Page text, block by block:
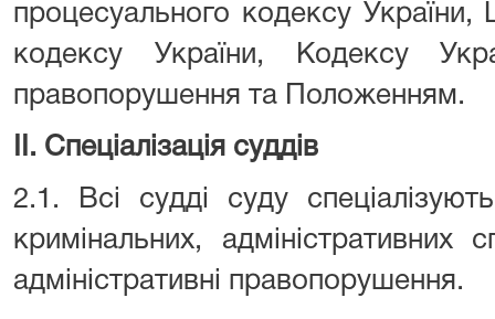
процесуального кодексу України,
кодексу України, Кодексу
правопорушення та Положенням.
ІІ. Спеціалізація суддів
2.1. Всі судді суду
кримінальних,
адміністративні правопорушення.